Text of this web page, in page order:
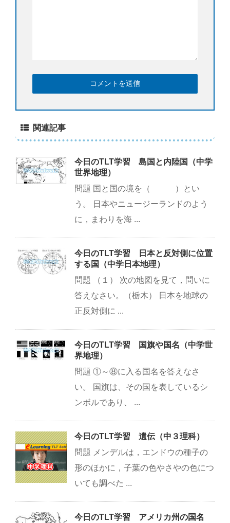
関連記事
今日のTLT学習 島国と内陸国（中学
世界地理）
問題 国と国の境を（ ）とい
う。 日本やニュージーランドのよう
に，まわりを海 ...
今日のTLT学習 日本と反対側に位置
する国（中学日本地理）
問題 （１） 次の地図を見て，問いに
答えなさい。（栃木） 日本を地球の
正反対側に ...
今日のTLT学習 国旗や国名（中学世
界地理）
問題 ①～⑧に入る国名を答えなさ
い。 国旗は、その国を表しているシ
ンボルであり、 ...
今日のTLT学習 遺伝（中３理科）
問題 メンデルは，エンドウの種子の
形のほかに，子葉の色やさやの色につ
いても調べた ...
今日のTLT学習 アメリカ州の国名